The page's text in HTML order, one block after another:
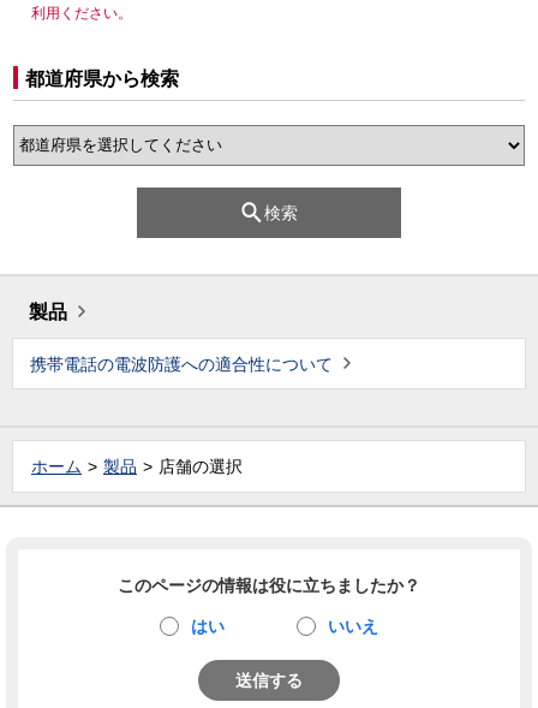
利用ください。
都道府県から検索
検索
製品
携帯電話の電波防護への適合性について
ホーム 製品 店舗の選択
このページの情報は役に立ちましたか？
はい いいえ
送信する